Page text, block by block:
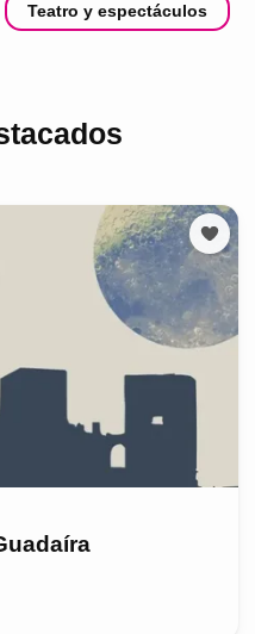
Teatro y espectáculos